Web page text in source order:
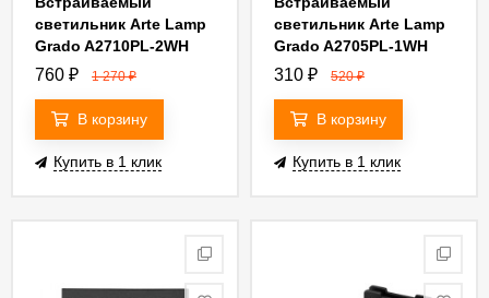
светильник Arte Lamp
Grado A2710PL-2WH
760 ₽ 1 270₽
В корзину
Купить в 1 клик
светильник Arte Lamp
Grado A2705PL-1WH
310 ₽ 520₽
В корзину
Купить в 1 клик